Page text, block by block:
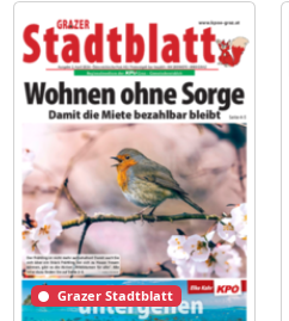
Grazer Stadtblatt